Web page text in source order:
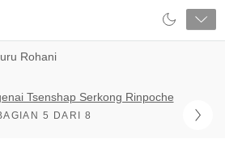
Rohani
Tsenshap Serkong Rinpoche
5 DARI 8